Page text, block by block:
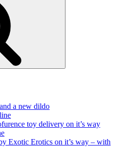
a new dildo
toy delivery on it’s way
Exotic Erotics on it’s way – with